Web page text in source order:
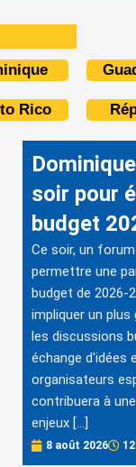
Rico
soir pour
budget
Ce soir, un
permettre une
budget de 2026-
impliquer un
les discussions
échange d'idées
organisateurs
contribuera à
enjeux […]
8 août 2026